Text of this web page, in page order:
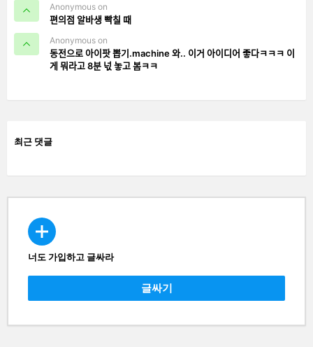
Anonymous on
편의점 알바생 빡칠 때
Anonymous on
동전으로 아이팟 뽑기.machine 와.. 이거 아이디어 좋다ㅋㅋㅋ 이
게 뭐라고 8분 넋 놓고 봄ㅋㅋ
최근 댓글
CREATE
너도 가입하고 글싸라
글싸기